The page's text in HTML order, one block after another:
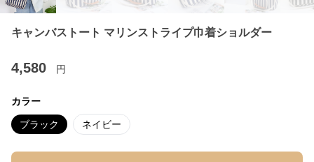
キャンバストート マリンストライプ巾着ショルダー
4,580 円
カラー
ブラック ネイビー